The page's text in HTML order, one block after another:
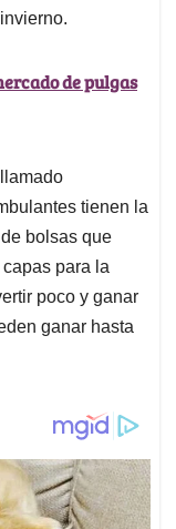
de pulgas
tienen la
bolsas que
para la
poco y ganar
ganar hasta